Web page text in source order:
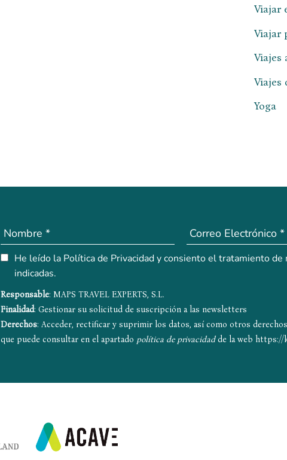
Viajar
Viajar
Viajes
Viajes
Yoga
He leído la Política de Privacidad y consiento el tratamiento
indicadas.
Responsable: MAPS TRAVEL EXPERTS, S.L.
Finalidad: Gestionar su solicitud de suscripción a las newsletters
Derechos: Acceder, rectificar y suprimir los datos, así como otros
que puede consultar en el apartado política de privacidadde la web https://